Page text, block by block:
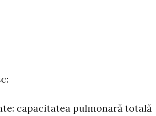
capacitatea pulmonară totală